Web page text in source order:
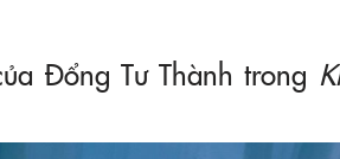
Đổng Tư Thành trong